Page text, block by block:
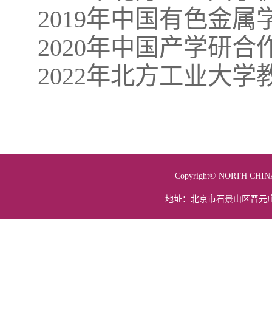
2019年中国有色金属
2020年中国产学研合
2022年北方工业大学
Copyright© NORTH
地址：北京市石景山区晋元